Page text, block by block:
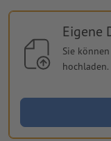
Eigene
Sie
hochladen.